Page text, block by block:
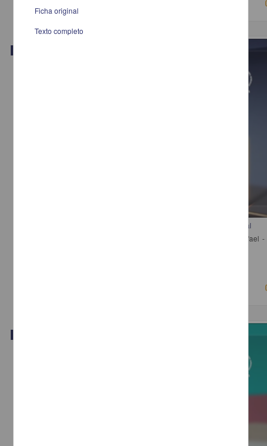
Comentarios a las Recientes Reformas a la Ley de Propiedad Industrial
Michaus, Martín; Alba Betancourt, Ana Georgina; Pérez Miranda, Rafael
Ficha original
Texto completo